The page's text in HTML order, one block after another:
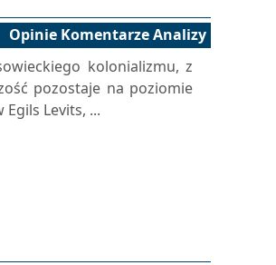
Opinie Komentarze Analizy
kolonializmu, z
pozostaje na poziomie
Levits, ...